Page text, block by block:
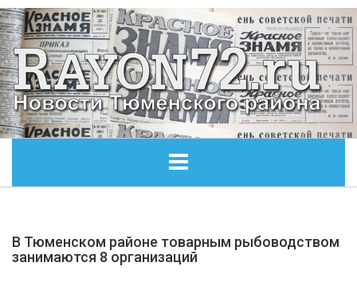
ОБЩЕСТВО
В Тюменском районе товарным рыбоводством
занимаются 8 организаций